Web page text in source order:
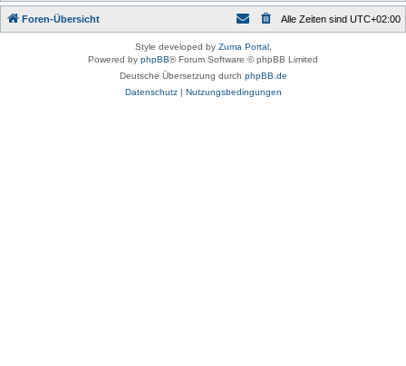
Foren-Übersicht Alle Zeiten sind UTC+02:00
Style developed by Zuma Portal,
Powered by phpBB® Forum Software © phpBB Limited
Deutsche Übersetzung durch phpBB.de
Datenschutz| Nutzungsbedingungen